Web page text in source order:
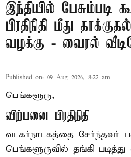
இந்தியில் பேசும்படி
பிரதிநிதி மீது
வழக்கு - வைரல்
Published on: 09 Aug 2026, 8:22 am
பெங்களூரு,
விற்பனை பிரதிநிதி
வடகர்நாடகத்தை சேர்ந்தவர்
பெங்களூருவில் தங்கி படித்து